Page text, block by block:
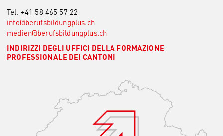
Tel. +41 58 465 57 22
info@berufsbildungplus.ch
medien@berufsbildungplus.ch
INDIRIZZI DEGLI UFFICI DELLA FORMAZIONE
PROFESSIONALE DEI CANTONI